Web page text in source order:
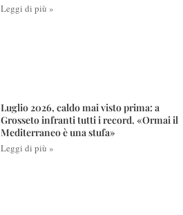
Leggi di più »
Luglio 2026, caldo mai visto prima: a
Grosseto infranti tutti i record. «Ormai il
Mediterraneo è una stufa»
Leggi di più »